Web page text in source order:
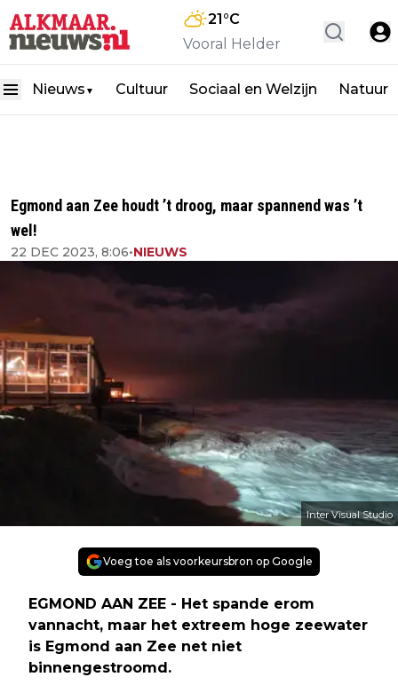
21°C
Vooral Helder
Nieuws ▼ Cultuur Sociaal en Welzijn Natuur
Egmond aan Zee houdt ’t droog, maar spannend was ’t
wel!
22 DEC 2023, 8:06•NIEUWS
Inter Visual Studio
Voeg toe als voorkeursbron op Google
EGMOND AAN ZEE - Het spande erom
vannacht, maar het extreem hoge zeewater
is Egmond aan Zee net niet
binnengestroomd.